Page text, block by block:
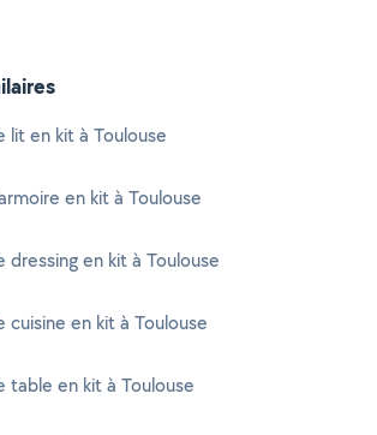
lit en kit à Toulouse
en kit à Toulouse
dressing en kit à Toulouse
cuisine en kit à Toulouse
table en kit à Toulouse